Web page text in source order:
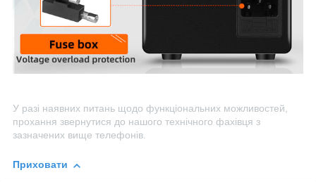
У разі наявних питань щодо функціональних можливостей,
прохання звернутися до нашого технічного фахівця з
зазначених вище телефонів.
Приховати